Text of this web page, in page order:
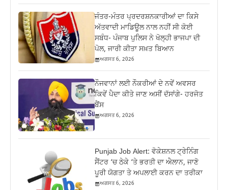
ਜੰਤਰ-ਮੰਤਰ ਪ੍ਰਦਰਸ਼ਨਕਾਰੀਆਂ ਦਾ ਕਿਸੇ
ਅੱਤਵਾਦੀ ਮਾਡਿਊਲ ਨਾਲ ਨਹੀਂ ਸੀ ਕੋਈ
ਸਬੰਧ- ਪੰਜਾਬ ਪੁਲਿਸ ਨੇ ਖੋਲ੍ਹੀ ਭਾਜਪਾ ਦੀ
ਪੋਲ, ਜਾਰੀ ਕੀਤਾ ਸਖ਼ਤ ਬਿਆਨ
ਅਗਸਤ 6, 2026
ਨੌਜਵਾਨਾਂ ਲਈ ਨੌਕਰੀਆਂ ਦੇ ਨਵੇਂ ਅਵਸਰ
ਕਿਵੇਂ ਪੈਦਾ ਕੀਤੇ ਜਾਣ ਅਸੀਂ ਦੱਸਾਂਗੇ- ਹਰਜੋਤ
ਬੈਂਸ
ਅਗਸਤ 6, 2026
Punjab Job Alert: ਵੋਕੇਸ਼ਨਲ ਟ੍ਰੇਨਿੰਗ
ਸੈਂਟਰ ‘ਚ ਠੇਕੇ ‘ਤੇ ਭਰਤੀ ਦਾ ਐਲਾਨ, ਜਾਣੋ
ਪੂਰੀ ਯੋਗਤਾ ਤੇ ਅਪਲਾਈ ਕਰਨ ਦਾ ਤਰੀਕਾ
ਅਗਸਤ 6, 2026